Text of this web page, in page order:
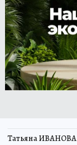
Татьяна ИВАНОВА